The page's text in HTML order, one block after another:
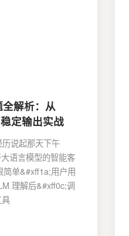
解析：从
定输出实战
历说起那天下午
语言模型的智能客
简单&#xff1a;用户用
理解后&#xff0c;调